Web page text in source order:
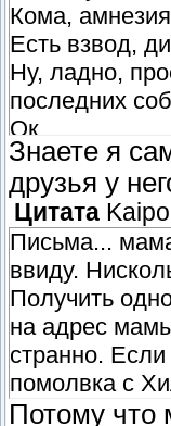
Кома,
Есть взвод,
Ну, ладно,
последних
Ок.
Знаете я
друзья у
Цитата
Письма...
ввиду.
Получить
на адрес
странно.
помолвка с
Потому что